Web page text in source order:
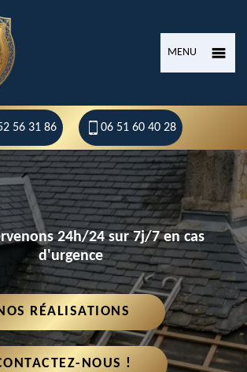
MENU
56 31 86 06 51 60 40 28
24h/24 sur 7j/7 en cas
d'urgence
RÉALISATIONS
NOUS !